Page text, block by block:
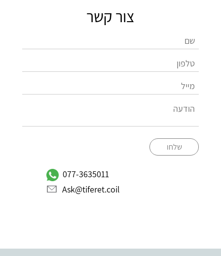
צור קשר
שלחו
077-3635011
Ask@tiferet.coil